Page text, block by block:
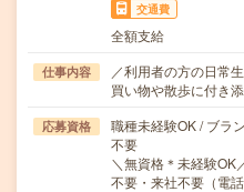
交通費
全額支給
仕事内容
／利用者の方の日常
買い物や散歩に付き
応募資格
職種未経験OK / ブラ
不要
＼無資格＊未経験
不要・来社不要（電